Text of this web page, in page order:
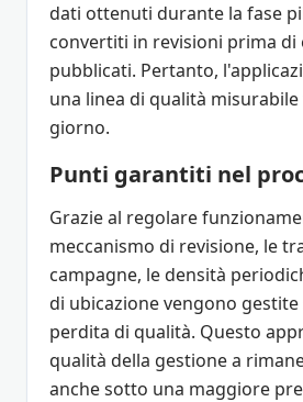
dati ottenuti durante la fase
convertiti in revisioni prima di
pubblicati. Pertanto,
una linea di qualità
giorno.
Punti garantiti nel
Grazie al regolare
meccanismo di revisione, le
campagne, le densità
di ubicazione vengono gestite
perdita di qualità. Questo
qualità della gestione a
anche sotto una maggiore